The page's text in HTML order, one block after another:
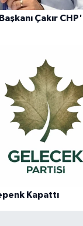
Çakır
Kapattı